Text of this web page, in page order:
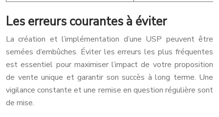
Les erreurs courantes à éviter
La création et l’implémentation d’une USP peuvent être
semées d’embûches. Éviter les erreurs les plus fréquentes
est essentiel pour maximiser l’impact de votre proposition
de vente unique et garantir son succès à long terme. Une
vigilance constante et une remise en question régulière sont
de mise.